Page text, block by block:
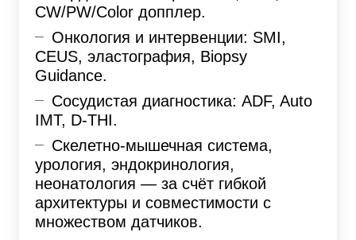
CW/PW/Color допплер.
Онкология и интервенции: SMI,
CEUS, эластография, Biopsy
Guidance.
Сосудистая диагностика: ADF, Auto
IMT, D-THI.
Скелетно-мышечная система,
урология, эндокринология,
неонатология — за счёт гибкой
архитектуры и совместимости с
множеством датчиков.